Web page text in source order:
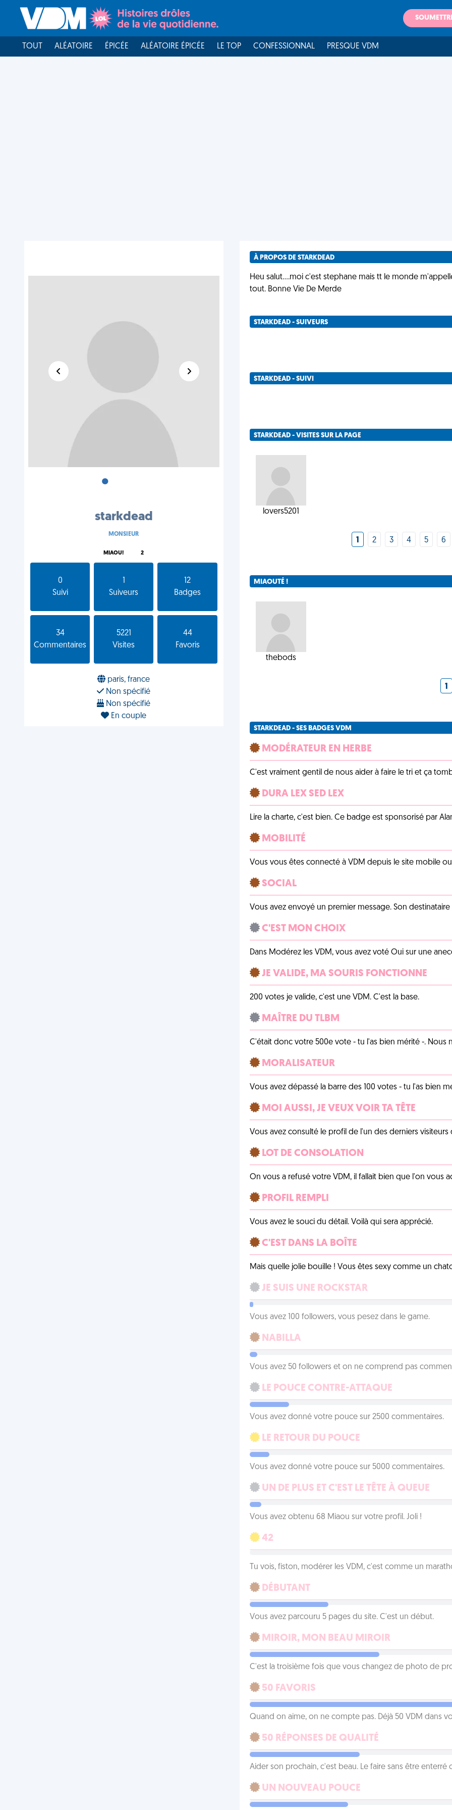
TOUT ALÉATOIRE ÉPICÉE ALÉATOIRE ÉPICÉE LE TOP CONFESSIONNAL PRESQUE VDM
•
starkdead
MONSIEUR
MIAOU! 2
0
Suivi
Suiveurs
12
Badges
34
Commentaires
5221
Visites
44
Favoris
paris, france
Non spécifié
Non spécifié
En couple
À PROPOS DE STARKDEAD
Heu salut....moi c'est stephane mais tt le monde
tout. Bonne Vie De Merde
STARKDEAD - SUIVEURS
STARKDEAD - SUIVI
STARKDEAD - VISITES SUR LA PAGE
lovers5201
1 2 3 4 5 6
MIAOUTÉ !
thebods
1
STARKDEAD - SES BADGES VDM
MODÉRATEUR EN HERBE
C'est vraiment gentil de nous aider à faire le tri et ça
DURA LEX SED LEX
Lire la charte, c'est bien. Ce badge est sponsorisé par
MOBILITÉ
Vous vous êtes connecté à VDM depuis le site mobile
SOCIAL
Vous avez envoyé un premier message. Son
C'EST MON CHOIX
Dans Modérez les VDM, vous avez voté Oui sur une
JE VALIDE, MA SOURIS FONCTIONNE
200 votes je valide, c'est une VDM. C'est la base.
MAÎTRE DU TLBM
C'était donc votre 500e vote - tu l'as bien mérité -. Nous
MORALISATEUR
Vous avez dépassé la barre des 100 votes - tu l'as bien
MOI AUSSI, JE VEUX VOIR TA TÊTE
Vous avez consulté le profil de l'un des derniers
LOT DE CONSOLATION
On vous a refusé votre VDM, il fallait bien que l'on vous
PROFIL REMPLI
Vous avez le souci du détail. Voilà qui sera apprécié.
C'EST DANS LA BOÎTE
Mais quelle jolie bouille ! Vous êtes sexy comme un
JE SUIS UNE ROCKSTAR
Vous avez 100 followers, vous pesez dans le game.
NABILLA
Vous avez 50 followers et on ne comprend pas
LE POUCE CONTRE-ATTAQUE
Vous avez donné votre pouce sur 2500 commentaires.
LE RETOUR DU POUCE
Vous avez donné votre pouce sur 5000 commentaires.
UN DE PLUS ET C'EST LE TÊTE À QUEUE
Vous avez obtenu 68 Miaou sur votre profil. Joli !
42
Tu vois, fiston, modérer les VDM, c'est comme un
DÉBUTANT
Vous avez parcouru 5 pages du site. C'est un début.
MIROIR, MON BEAU MIROIR
C'est la troisième fois que vous changez de photo de
50 FAVORIS
Quand on aime, on ne compte pas. Déjà 50 VDM dans
50 RÉPONSES DE QUALITÉ
Aider son prochain, c'est beau. Le faire sans être
UN NOUVEAU POUCE